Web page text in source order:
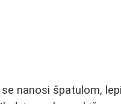
nanosi špatulom,